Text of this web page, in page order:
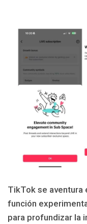
TikTok se aventura
función
para profundizar la